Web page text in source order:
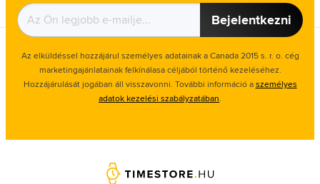
Bejelentkezni
Az elküldéssel hozzájárul személyes adatainak a Canada 2015 s. r. o. cég
marketingajánlatainak felkínálasa céljából történő kezeléséhez.
Hozzájárulását jogában áll visszavonni. További információ aszemélyes
adatok kezelési szabályzatában.